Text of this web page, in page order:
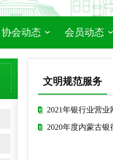
协会动态 会员动态
文明规范服务
2021年银行业营
2020年度内蒙古